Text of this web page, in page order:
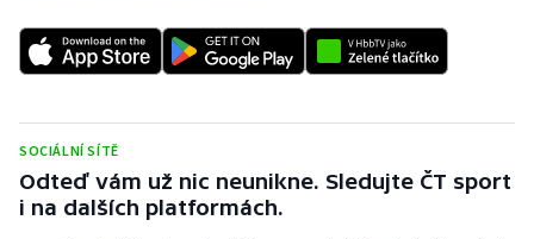
Short track
Sportovní střelba
Stolní tenis
Triatlon
SOCIÁLNÍ SÍTĚ
Odteď vám už nic neunikne. Sledujte ČT sport
i na dalších platformách.